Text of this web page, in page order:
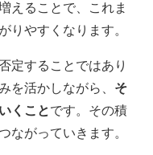
えることで、これま
りやすくなります。
定することではあり
を活かしながら、 そ
くことです。その積
ながっていきます。